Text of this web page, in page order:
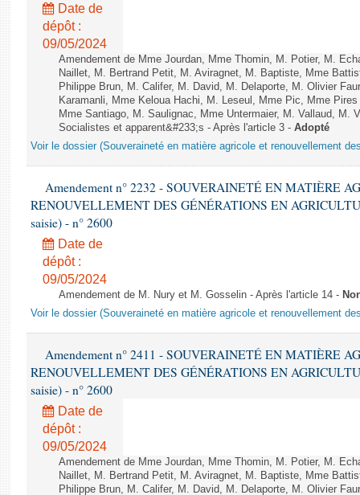
Date de
dépôt :
09/05/2024
Amendement de Mme Jourdan, Mme Thomin, M. Potier, M.
Naillet, M. Bertrand Petit, M. Aviragnet, M. Baptiste, Mme
Philippe Brun, M. Califer, M. David, M. Delaporte, M. Olivier
Karamanli, Mme Keloua Hachi, M. Leseul, Mme Pic, Mme
Mme Santiago, M. Saulignac, Mme Untermaier, M. Vallaud, M.
Socialistes et apparent&#233;s - Après l'article 3 - Adopté
Voir le dossier (Souveraineté en matière agricole et renouvellement
Amendement n° 2232 - SOUVERAINETÉ EN MATIÈRE
RENOUVELLEMENT DES GÉNÉRATIONS EN
saisie) - n° 2600
Date de
dépôt :
09/05/2024
Amendement de M. Nury et M. Gosselin - Après l'article 14 -
Voir le dossier (Souveraineté en matière agricole et renouvellement
Amendement n° 2411 - SOUVERAINETÉ EN MATIÈRE
RENOUVELLEMENT DES GÉNÉRATIONS EN
saisie) - n° 2600
Date de
dépôt :
09/05/2024
Amendement de Mme Jourdan, Mme Thomin, M. Potier, M.
Naillet, M. Bertrand Petit, M. Aviragnet, M. Baptiste, Mme
Philippe Brun, M. Califer, M. David, M. Delaporte, M. Olivier